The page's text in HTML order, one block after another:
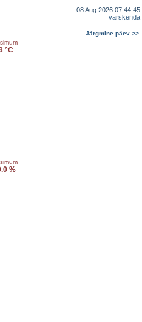
08 Aug 2026 07:44:45
värskenda
Järgmine päev >>
°C
%